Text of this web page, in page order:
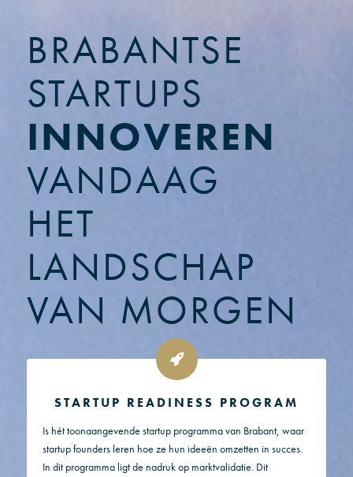
BRABANTSE
STARTUPS
INNOVEREN
VANDAAG
HET
LANDSCHAP
VAN MORGEN
STARTUP READINESS PROGRAM
Is hét toonaangevende startup programma van Brabant, waar
startup founders leren hoe ze hun ideeën omzetten in succes.
In dit programma ligt de nadruk op marktvalidatie. Dit